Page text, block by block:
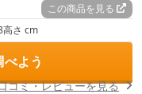
この商品を見る
高さ cm
よう
コミ・レビューを見る